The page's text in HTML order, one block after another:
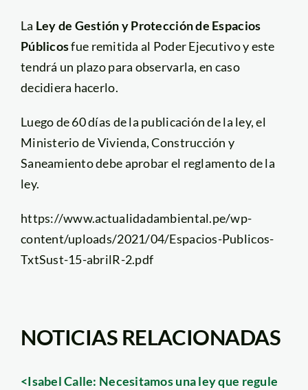
La Ley de Gestión y Protección de Espacios
Públicosfue remitida al Poder Ejecutivo y este
tendrá un plazo para observarla, en caso
decidiera hacerlo.
Luego de 60 días de la publicación de la ley, el
Ministerio de Vivienda, Construcción y
Saneamiento debe aprobar el reglamento de la
ley.
https://www.actualidadambiental.pe/wp-
content/uploads/2021/04/Espacios-Publicos-
TxtSust-15-abrilR-2.pdf
NOTICIAS RELACIONADAS
<Isabel Calle: Necesitamos una ley que regule